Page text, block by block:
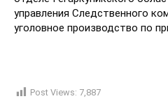
управления Следственного
уголовное производство по
Post Views: 7,887